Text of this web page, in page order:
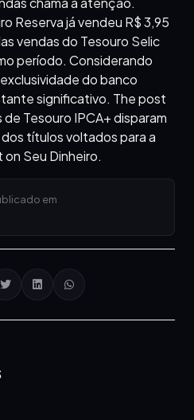
Reserva já vendeu R$ 3,95
vendas do Tesouro Selic
período. Considerando
do banco
significativo. The post
Tesouro IPCA+ disparam
títulos voltados para a
Seu Dinheiro.
em